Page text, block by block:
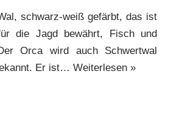
schwarz-weiß gefärbt, das ist
die Jagd bewährt, Fisch und
Orca wird auch Schwertwal
Er ist… Weiterlesen »